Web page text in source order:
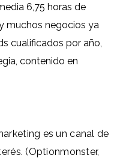
6,75 horas de
muchos negocios ya
cualificados por año,
contenido en
es un canal de
(Optionmonster,